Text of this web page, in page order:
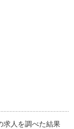
求人を調べた結果